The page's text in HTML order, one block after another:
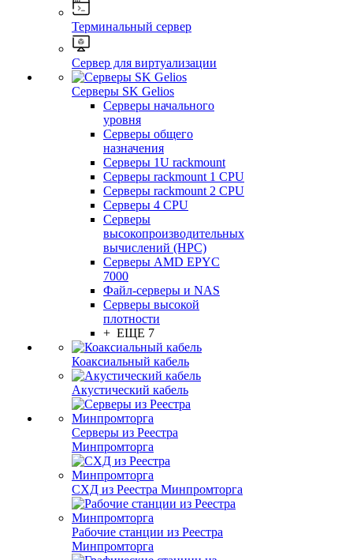
Терминальный сервер
Сервер для виртуализации
Серверы SK Gelios
Серверы начального
уровня
Серверы общего
назначения
Серверы 1U rackmount
Серверы rackmount 1 CPU
Серверы rackmount 2 CPU
Серверы 4 CPU
Серверы
высокопроизводительных
вычислений (HPC)
Серверы AMD EPYC
7000
Файл-серверы и NAS
Серверы высокой
плотности
+ ЕЩЕ 7
Коаксиальный кабель
Акустический кабель
Серверы из Реестра
Минпромторга
СХД из Реестра Минпромторга
Рабочие станции из Реестра
Минпромторга